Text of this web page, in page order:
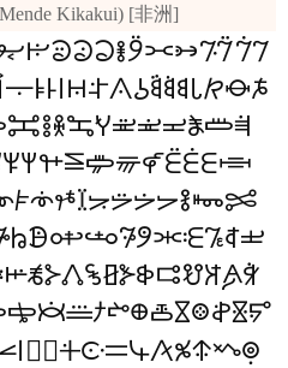
Kikakui) [非洲]
𞠀
𞠁
𞠂
𞠃
𞠄
𞠅
𞠆
𞠇
𞠈
𞠉
𞠊
𞠋
𞠗
𞠘
𞠙
𞠚
𞠛
𞠜
𞠝
𞠞
𞠟
𞠠
𞠡
𞠢
𞠣
𞠤
𞠥
𞠳
𞠴
𞠵
𞠶
𞠷
𞠸
𞠹
𞠺
𞠻
𞠼
𞠽
𞡊
𞡋
𞡌
𞡍
𞡎
𞡏
𞡐
𞡑
𞡒
𞡓
𞡔
𞡠
𞡡
𞡢
𞡣
𞡤
𞡥
𞡦
𞡧
𞡨
𞡩
𞡪
𞡸
𞡹
𞡺
𞡻
𞡼
𞡽
𞡾
𞡿
𞢀
𞢁
𞢂
𞢎
𞢏
𞢐
𞢑
𞢒
𞢓
𞢔
𞢕
𞢖
𞢗
𞢘
𞢙
𞢚
𞢥
𞢦
𞢧
𞢨
𞢩
𞢪
𞢫
𞢬
𞢭
𞢮
𞢯
𞢰
𞢼
𞢽
𞢾
𞢿
𞣀
𞣁
𞣂
𞣃
𞣄
𞣅
𞣆
𞣇
𞣈